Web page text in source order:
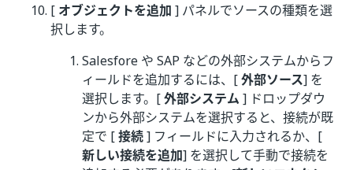
[ オブジェクトを追加 ] パネルでソースの種類を選
択します。
Salesfore や SAP などの外部システムからフ
ィールドを追加するには、[外部ソース] を
選択します。[外部システム ] ドロップダウ
ンから外部システムを選択すると、接続が既
定で [接続] フィールドに入力されるか、[
新しい接続を追加] を選択して手動で接続を